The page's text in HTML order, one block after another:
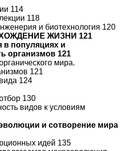
114
118
и биотехнология 120
ЖИЗНИ 121
в популяциях и
организмов 121
мира.
121
124
130
видов к условиям
эволюции и сотворение мира
идей 135